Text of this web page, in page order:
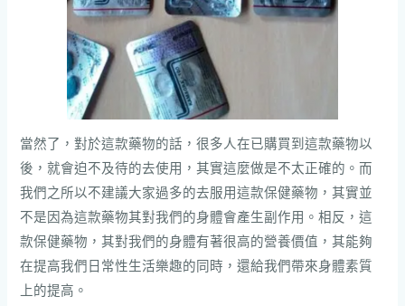
當然了，對於這款藥物的話，很多人在已購買到這款藥物以
後，就會迫不及待的去使用，其實這麼做是不太正確的。而
我們之所以不建議大家過多的去服用這款保健藥物，其實並
不是因為這款藥物其對我們的身體會產生副作用。相反，這
款保健藥物，其對我們的身體有著很高的營養價值，其能夠
在提高我們日常性生活樂趣的同時，還給我們帶來身體素質
上的提高。